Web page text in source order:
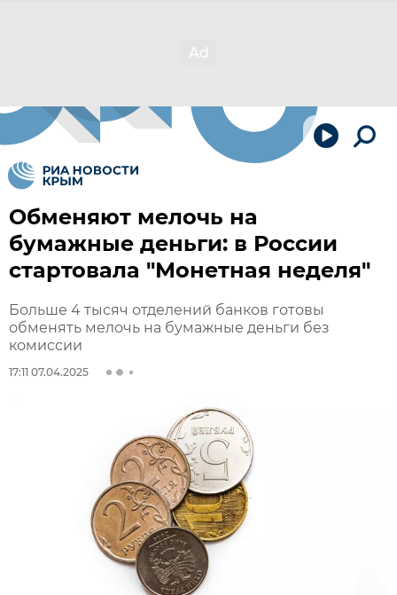
Обменяют мелочь на
бумажные деньги: в России
стартовала "Монетная неделя"
Больше 4 тысяч отделений банков готовы
обменять мелочь на бумажные деньги без
комиссии
17:11 07.04.2025